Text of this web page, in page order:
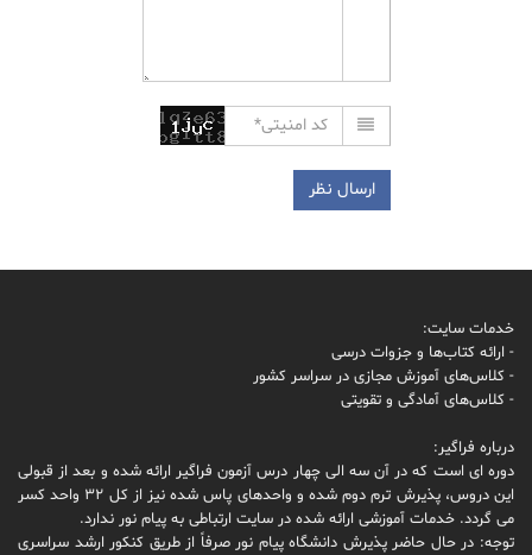
خدمات سایت:
- ارائه کتاب‌ها و جزوات درسی
- کلاس‌های آموزش مجازی در سراسر کشور
- کلاس‌های آمادگی و تقویتی
درباره فراگیر:
دوره ای است که در آن سه الی چهار درس آزمون فراگیر ارائه شده و بعد از قبولی
این دروس، پذیرش ترم دوم شده و واحدهای پاس شده نیز از کل 32 واحد کسر
می گردد. خدمات آموزشی ارائه شده در سایت ارتباطی به پیام نور ندارد.
توجه: در حال حاضر پذیرش دانشگاه پیام نور صرفاً از طریق کنکور ارشد سراسری